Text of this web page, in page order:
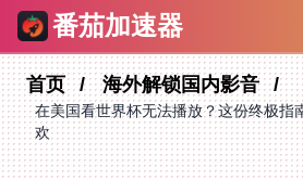
番茄加速器
首页 海外解锁国内影音
在美国看世界杯无法播放？这份终极指
欢